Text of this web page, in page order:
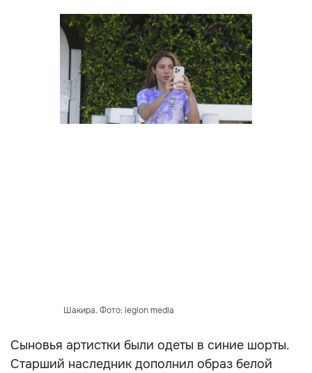
Шакира. Фото: legion media
Сыновья артистки были одеты в синие шорты.
Старший наследник дополнил образ белой